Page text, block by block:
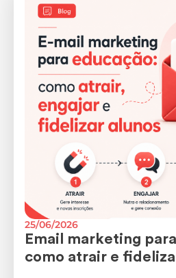
25/06/2026
Email marketing
como atrair e